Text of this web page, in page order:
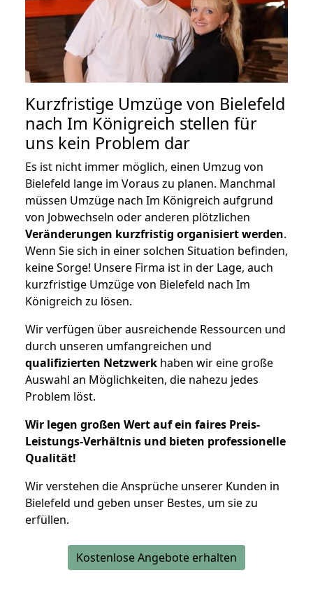
Kurzfristige Umzüge von Bielefeld
nach Im Königreich stellen für
uns kein Problem dar
Es ist nicht immer möglich, einen Umzug von
Bielefeld lange im Voraus zu planen. Manchmal
müssen Umzüge nach Im Königreich aufgrund
von Jobwechseln oder anderen plötzlichen
Veränderungen kurzfristig organisiert werden.
Wenn Sie sich in einer solchen Situation befinden,
keine Sorge! Unsere Firma ist in der Lage, auch
kurzfristige Umzüge von Bielefeld nach Im
Königreich zu lösen.
Wir verfügen über ausreichende Ressourcen und
durch unseren umfangreichen und
qualifizierten Netzwerk haben wir eine große
Auswahl an Möglichkeiten, die nahezu jedes
Problem löst.
Wir legen großen Wert auf ein faires Preis-
Leistungs-Verhältnis und bieten professionelle
Qualität!
Wir verstehen die Ansprüche unserer Kunden in
Bielefeld und geben unser Bestes, um sie zu
erfüllen.
Kostenlose Angebote erhalten